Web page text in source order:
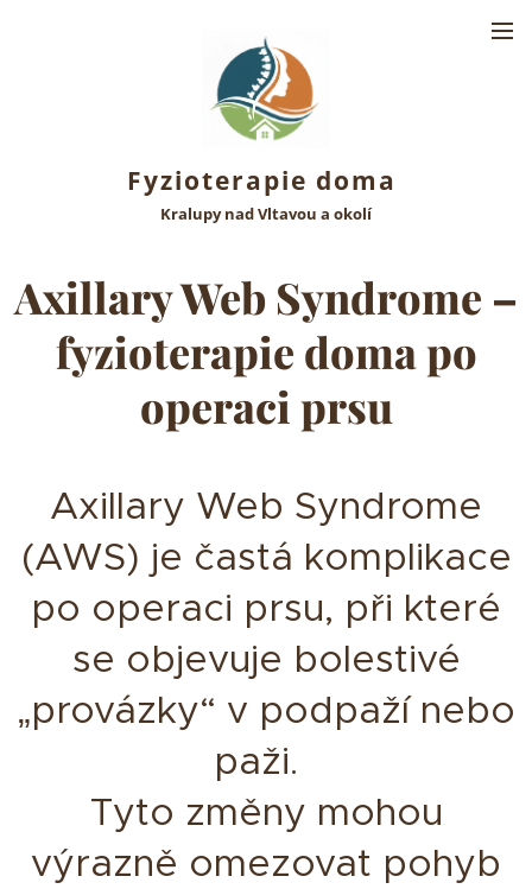
Fyzioterapie doma
Kralupy nad Vltavou a okolí
Axillary Web Syndrome –
fyzioterapie doma po
operaci prsu
Axillary Web Syndrome
(AWS) je častá komplikace
po operaci prsu, při které
se objevuje bolestivé
„provázky“ v podpaží nebo
paži.
Tyto změny mohou
výrazně omezovat pohyb